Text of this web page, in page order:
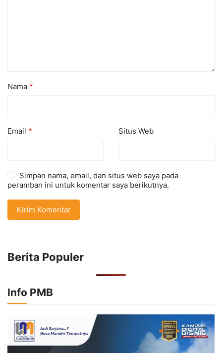
Nama *
Email * Situs Web
Simpan nama, email, dan situs web saya pada
peramban ini untuk komentar saya berikutnya.
Berita Populer
Info PMB